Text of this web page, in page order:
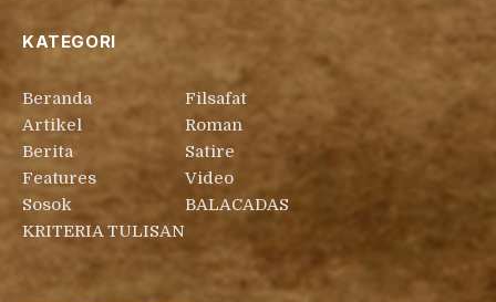
KATEGORI
Beranda
Artikel
Berita
Features
Sosok
KRITERIA TULISAN
Filsafat
Roman
Satire
Video
BALACADAS